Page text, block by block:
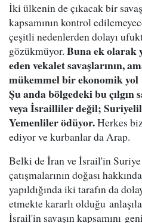
İki ülkenin de çıkacak bir
kapsamının kontrol
çeşitli nedenlerden dolayı
gözükmüyor. Buna ek olarak
eden vekalet savaşlarının,
mükemmel bir ekonomik
Şu anda bölgedeki bu çılgın
veya İsrailliler değil;
Yemenliler ödüyor.Herkes
ediyor ve kurbanlar da Arap.
Belki de İran ve İsrail'in
çatışmalarının doğası
yapıldığında iki tarafın da
etmekte kararlı olduğu
İsrail'in savaşın kapsamını